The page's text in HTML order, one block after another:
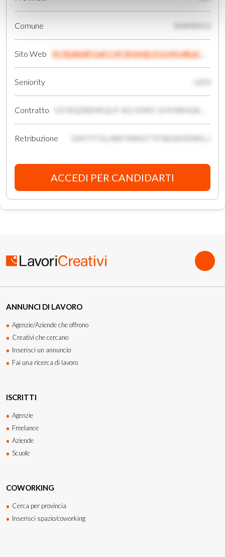
Comune
Sito Web
Seniority
Contratto
Retribuzione GM YYTQ 8W70W6TTFSBAX9ZRKLJ
ACCEDI PER CANDIDARTI
ANNUNCI DI LAVORO
Agenzie/Aziende che offrono
Creativi che cercano
Inserisci un annuncio
Fai una ricerca di lavoro
ISCRITTI
Agenzie
Freelance
Aziende
Scuole
COWORKING
Cerca per provincia
Inserisci spazio/coworking